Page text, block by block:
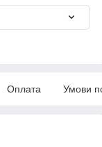
Оплата Умови